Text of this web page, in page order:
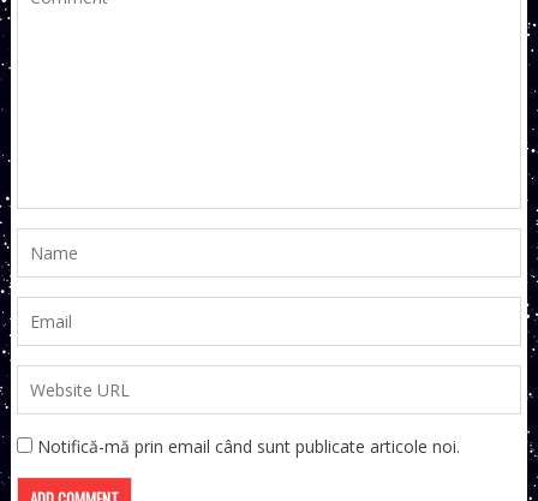
Notifică-mă prin email când sunt publicate articole noi.